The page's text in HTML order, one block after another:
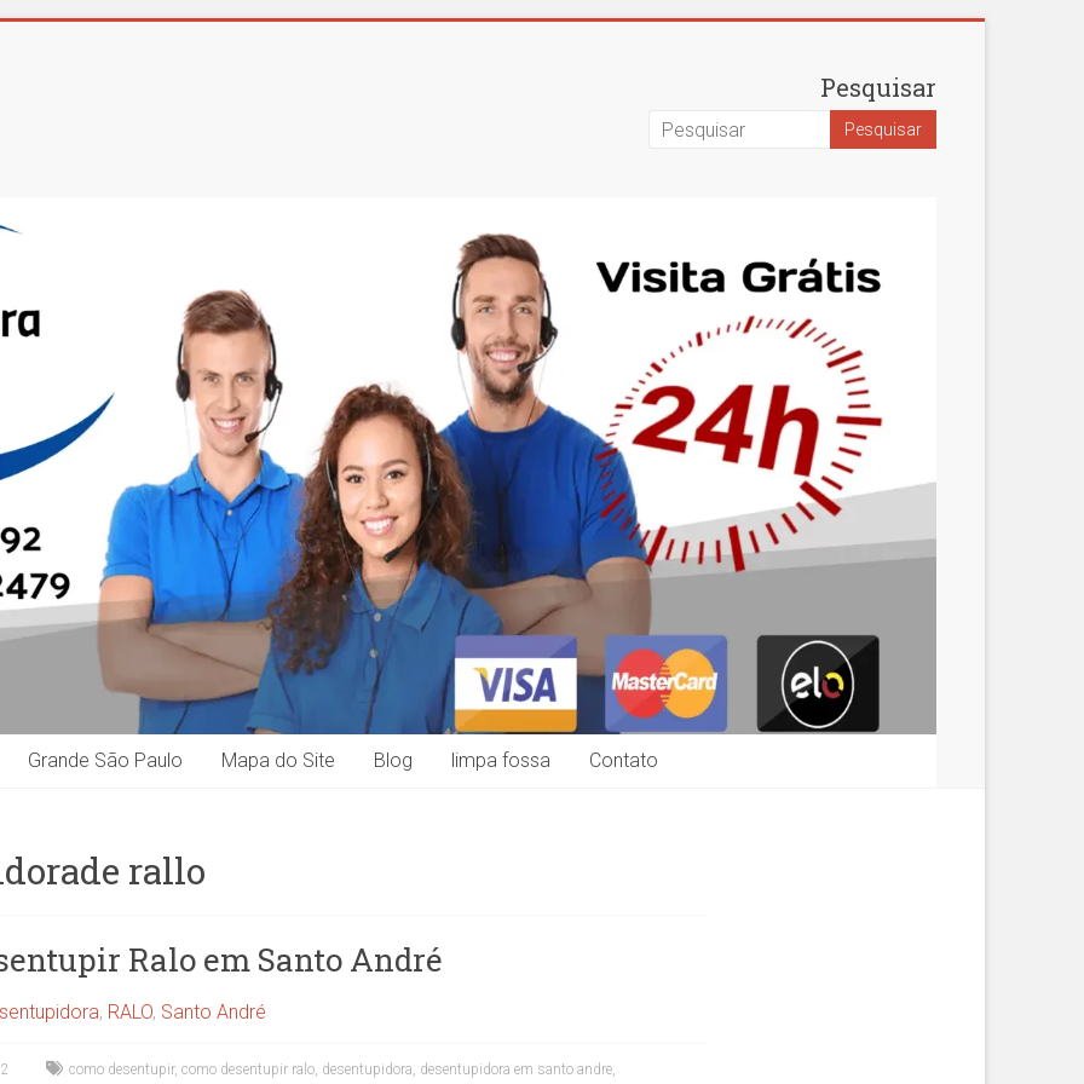
Pesquisar
Grande São Paulo Mapa do Site Blog limpa fossa Contato
rallo
Ralo em Santo André
, RALO, Santo André
como desentupir, como desentupir ralo, desentupidora, desentupidora em santo andre,